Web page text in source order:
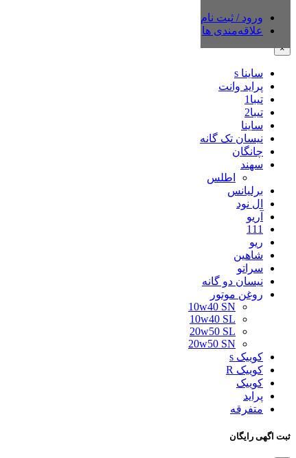
دسته‌بندی‌ها
×
ساینا s
پراید وانت
تیبا1
تیبا2
ساینا
نیسان تک گانه
چانگان
سهند
اطلس
برلیانس
ال نود
آریو
111
ریو
شاهین
سراتو
نیسان دو گانه
روغن موتور
10w40 SN
10w40 SL
20w50 SL
20w50 SN
کوییک s
کوییک R
کوییک
پراید
متفرقه
ثبت اگهی رایگان
ورود / ثبت نام
علاقه‌مندی ها